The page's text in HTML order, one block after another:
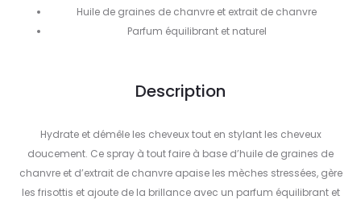
Huile de graines de chanvre et extrait de chanvre
Parfum équilibrant et naturel
Description
Hydrate et démêle les cheveux tout en stylant les cheveux
doucement. Ce spray à tout faire à base d’huile de graines de
chanvre et d’extrait de chanvre apaise les mèches stressées, gère
les frisottis et ajoute de la brillance avec un parfum équilibrant et